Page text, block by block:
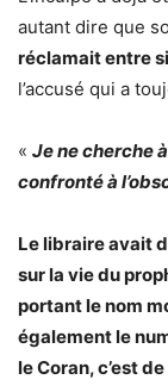
autant dire que
réclamait entre
l’accusé qui a
« Je ne cherche
confronté à
Le libraire avait
sur la vie du
portant le nom
également le
le Coran, c’est